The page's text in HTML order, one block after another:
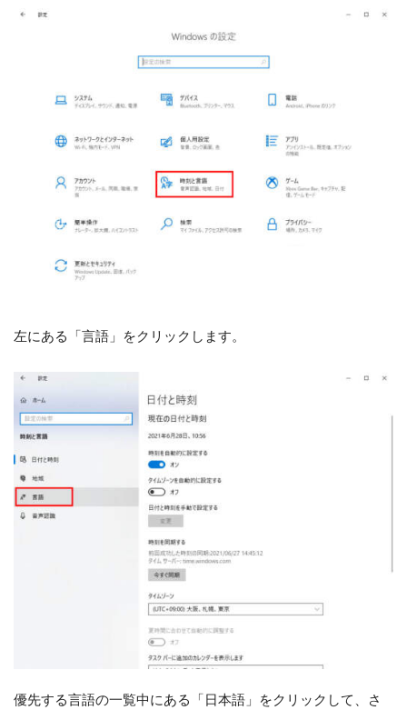
左にある「言語」をクリックします。
優先する言語の一覧中にある「日本語」をクリックして、さ